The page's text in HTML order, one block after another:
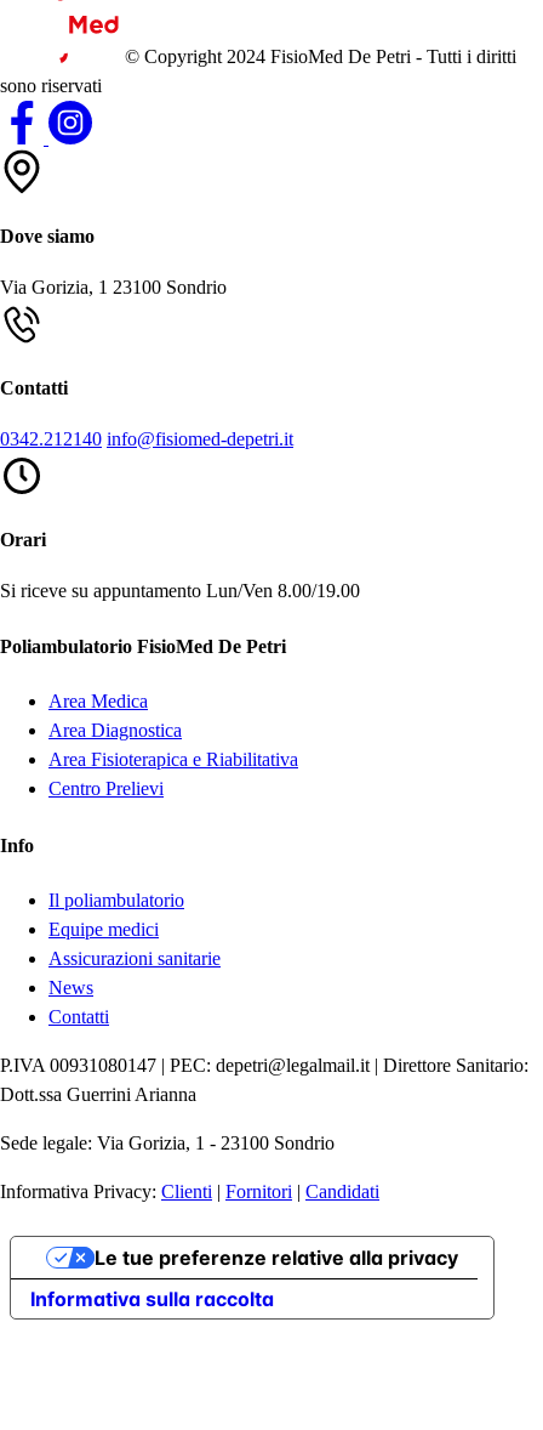
© Copyright 2024 FisioMed De Petri - Tutti i diritti
sono riservati
Dove siamo
Via Gorizia, 1 23100 Sondrio
Contatti
0342.212140 info@fisiomed-depetri.it
Orari
Si riceve su appuntamento Lun/Ven 8.00/19.00
Poliambulatorio FisioMed De Petri
Area Medica
Area Diagnostica
Area Fisioterapica e Riabilitativa
Centro Prelievi
Info
Il poliambulatorio
Equipe medici
Assicurazioni sanitarie
News
Contatti
P.IVA 00931080147 | PEC: depetri@legalmail.it | Direttore Sanitario:
Dott.ssa Guerrini Arianna
Sede legale: Via Gorizia, 1 - 23100 Sondrio
Informativa Privacy: Clienti | Fornitori | Candidati
Informativa sulla raccolta
Le tue preferenze relative alla privacy